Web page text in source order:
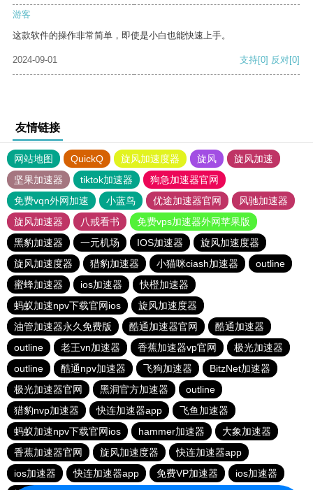
游客
这款软件的操作非常简单，即使是小白也能快速上手。
2024-09-01 支持[0] 反对[0]
友情链接
网站地图 QuickQ 旋风加速度器 旋风
旋风加速
坚果加速器
tiktok加速器
狗急加速器官网
免费vqn外网加速
小蓝鸟 优途加速器官网
风驰加速器
旋风加速器
八戒看书
免费vps加速器外网苹果版
黑豹加速器
一元机场 IOS加速器
旋风加速度器
旋风加速度器
猎豹加速器 小猫咪ciash加速器
outline
蜜蜂加速器
ios加速器
快橙加速器
蚂蚁加速npv下载官网ios
旋风加速度器
油管加速器永久免费版
酷通加速器官网
酷通加速器
outline
老王vn加速器 香蕉加速器vp官网
极光加速器
outline
酷通npv加速器 飞狗加速器
BitzNet加速器
极光加速器官网
黑洞官方加速器
outline
猎豹nvp加速器
快连加速器app
飞鱼加速器
蚂蚁加速npv下载官网ios
hammer加速器
大象加速器
香蕉加速器官网
旋风加速度器
快连加速器app
ios加速器
快连加速器app 免费VP加速器
ios加速器